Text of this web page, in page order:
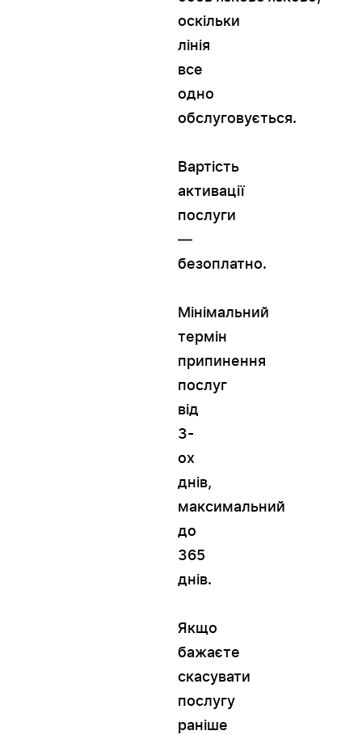
оскільки
лінія
все
одно
обслуговується.
Вартість
активації
послуги
—
безоплатно.
Мінімальний
термін
припинення
послуг
від
3-
ох
днів,
максимальний
до
365
днів.
Якщо
бажаєте
скасувати
послугу
раніше